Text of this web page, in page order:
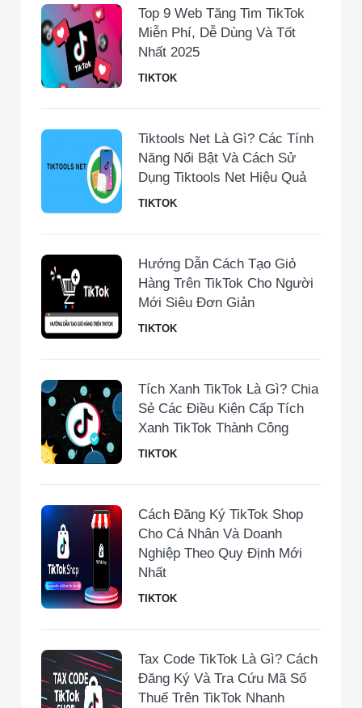
Top 9 Web Tăng Tim TikTok
Miễn Phí, Dễ Dùng Và Tốt
Nhất 2025
TIKTOK
Tiktools Net Là Gì? Các Tính
Năng Nổi Bật Và Cách Sử
Dụng Tiktools Net Hiệu Quả
TIKTOK
Hướng Dẫn Cách Tạo Giỏ
Hàng Trên TikTok Cho Người
Mới Siêu Đơn Giản
TIKTOK
Tích Xanh TikTok Là Gì? Chia
Sẻ Các Điều Kiện Cấp Tích
Xanh TikTok Thành Công
TIKTOK
Cách Đăng Ký TikTok Shop
Cho Cá Nhân Và Doanh
Nghiệp Theo Quy Định Mới
Nhất
TIKTOK
Tax Code TikTok Là Gì? Cách
Đăng Ký Và Tra Cứu Mã Số
Thuế Trên TikTok Nhanh